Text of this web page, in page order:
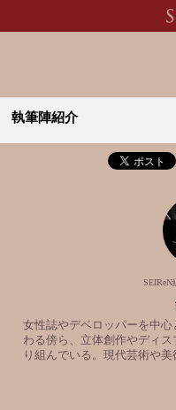
執筆陣紹介
女性誌やデベロッパーを中
わる傍ら、立体創作やディ
り組んでいる。現代芸術や